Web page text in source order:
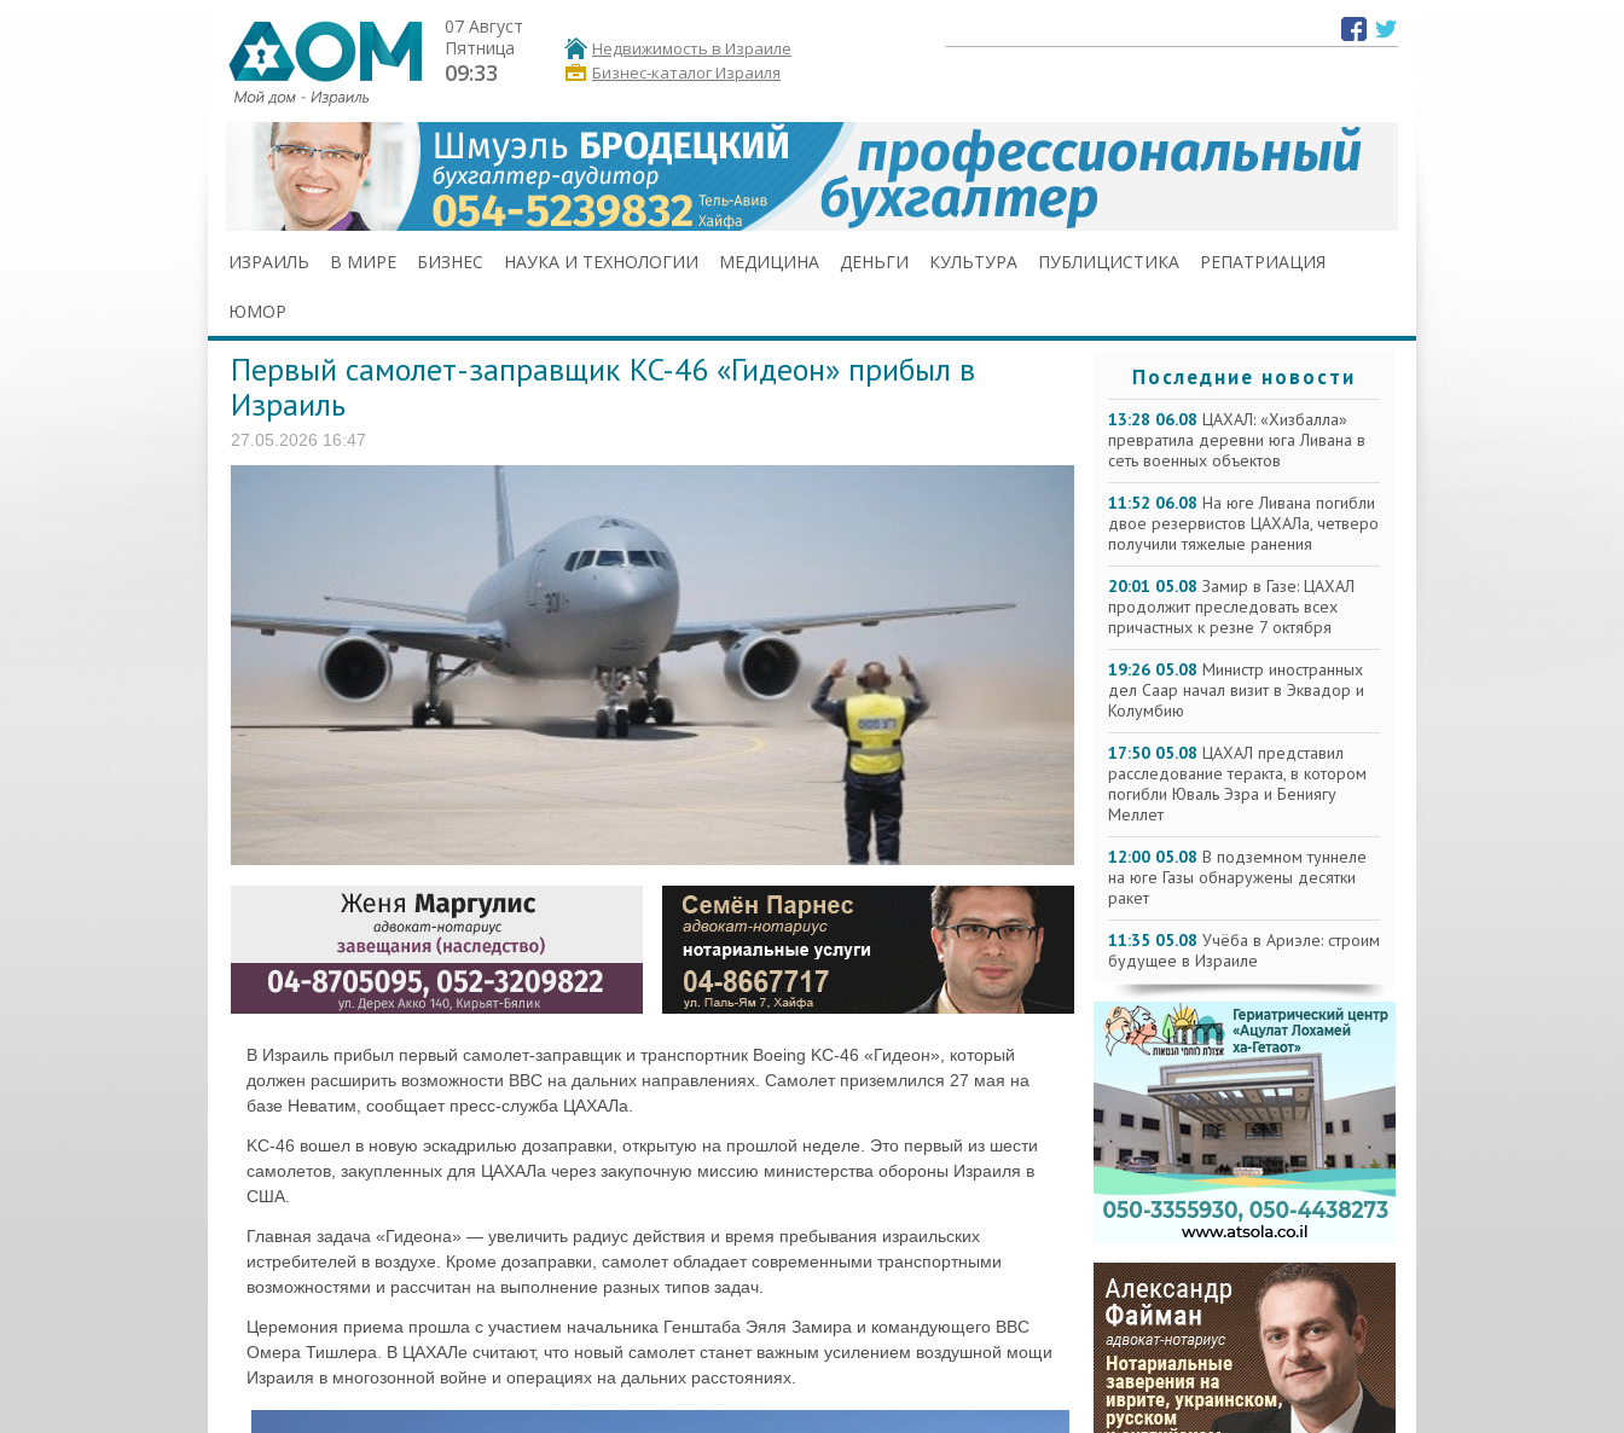
07 Август
Пятница
09:33
Недвижимость в Израиле
Бизнес-каталог Израиля
ИЗРАИЛЬ В МИРЕ БИЗНЕС НАУКА И ТЕХНОЛОГИИ МЕДИЦИНА ДЕНЬГИ КУЛЬТУРА ПУБЛИЦИСТИКА РЕПАТРИАЦИЯ
ЮМОР
Первый самолет-заправщик KC-46 «Гидеон» прибыл в
Израиль
27.05.2026 16:47
В Израиль прибыл первый самолет-заправщик и транспортник Boeing KC-46 «Гидеон», который
должен расширить возможности ВВС на дальних направлениях. Самолет приземлился 27 мая на
базе Неватим, сообщает пресс-служба ЦАХАЛа.
KC-46 вошел в новую эскадрилью дозаправки, открытую на прошлой неделе. Это первый из шести
самолетов, закупленных для ЦАХАЛа через закупочную миссию министерства обороны Израиля в
США.
Главная задача «Гидеона» — увеличить радиус действия и время пребывания израильских
истребителей в воздухе. Кроме дозаправки, самолет обладает современными транспортными
возможностями и рассчитан на выполнение разных типов задач.
Церемония приема прошла с участием начальника Генштаба Эяля Замира и командующего ВВС
Омера Тишлера. В ЦАХАЛе считают, что новый самолет станет важным усилением воздушной мощи
Израиля в многозонной войне и операциях на дальних расстояниях.
Последние новости
13:28 06.08 ЦАХАЛ: «Хизбалла»
превратила деревни юга Ливана в
сеть военных объектов
11:52 06.08 На юге Ливана погибли
двое резервистов ЦАХАЛа, четверо
получили тяжелые ранения
20:01 05.08 Замир в Газе: ЦАХАЛ
продолжит преследовать всех
причастных к резне 7 октября
19:26 05.08 Министр иностранных
дел Саар начал визит в Эквадор и
Колумбию
17:50 05.08 ЦАХАЛ представил
расследование теракта, в котором
погибли Юваль Эзра и Бениягу
Меллет
12:00 05.08 В подземном туннеле
на юге Газы обнаружены десятки
ракет
11:35 05.08 Учёба в Ариэле: строим
будущее в Израиле